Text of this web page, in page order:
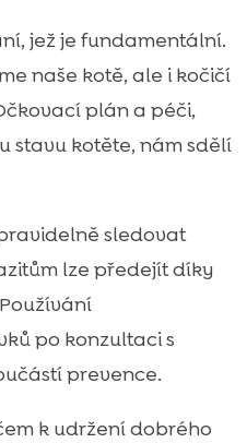
jež je fundamentální.
naše kotě, ale i kočičí
plán a péči,
stavu kotěte, nám sdělí
sledovat
lze předejít díky
po konzultaci s
prevence.
k udržení dobrého